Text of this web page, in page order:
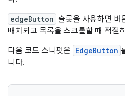
edgeButton 슬롯을 사용하면 버
배치되고 목록을 스크롤할 때 적절
다음 코드 스니펫은 EdgeButton
니다.